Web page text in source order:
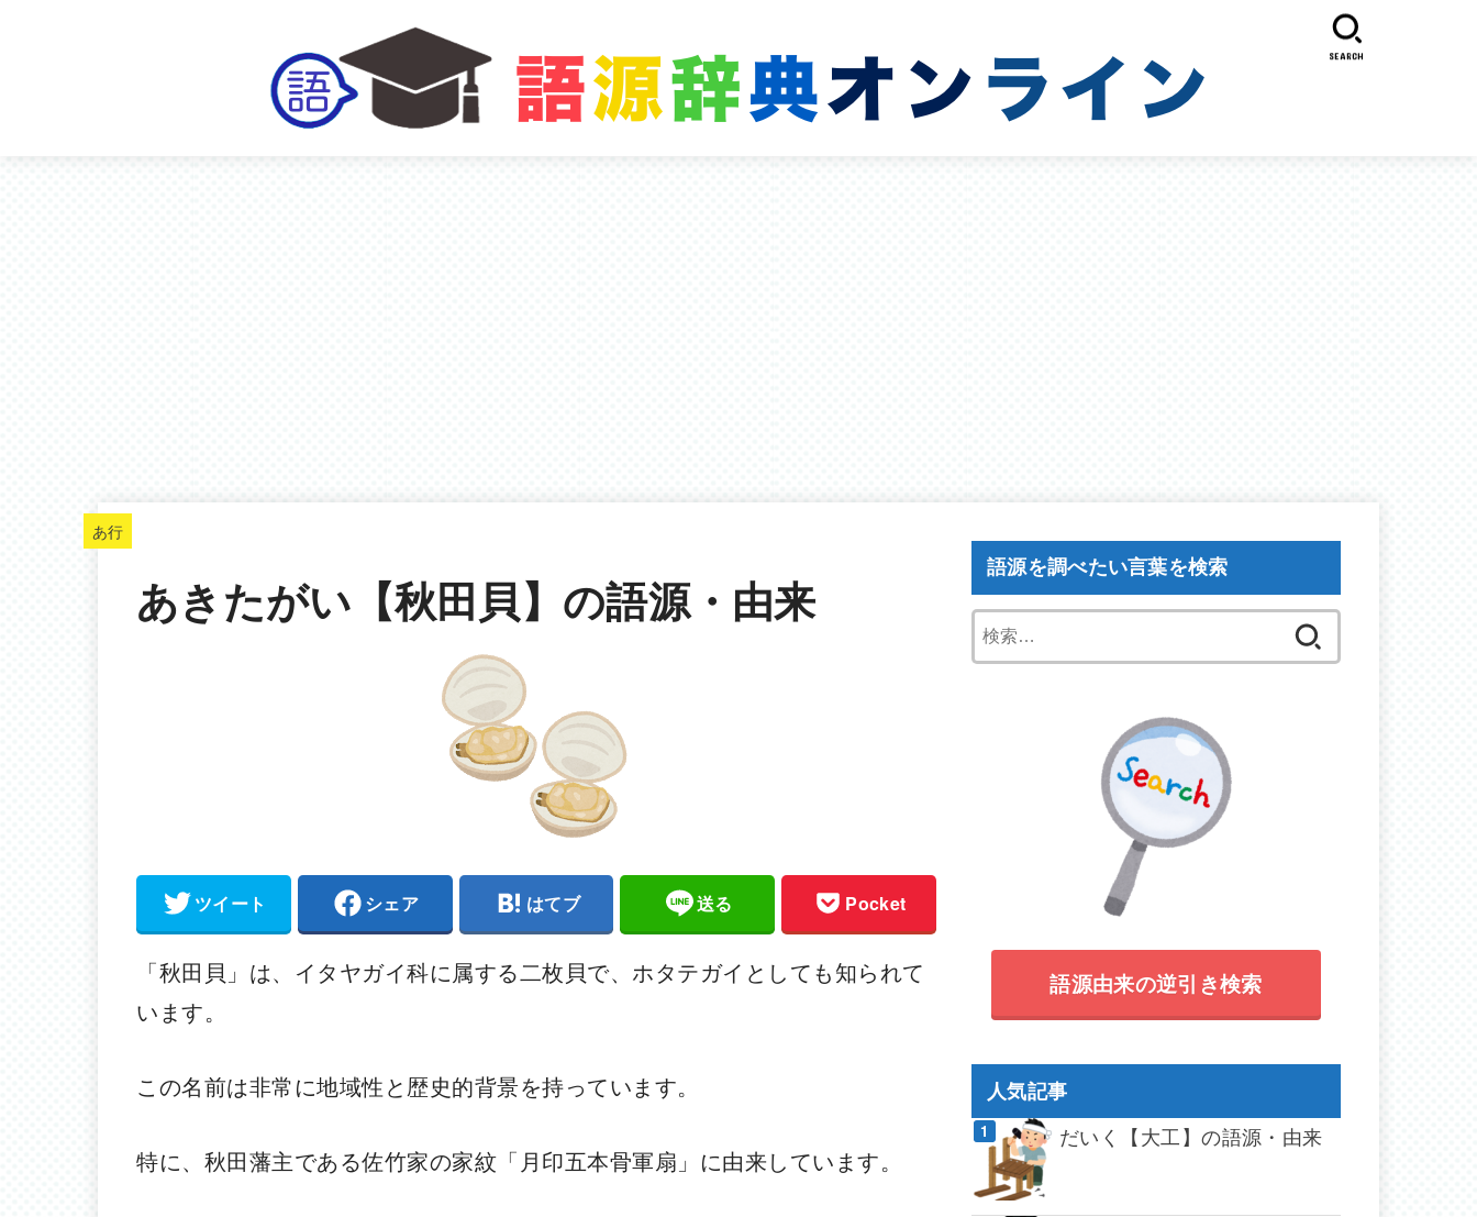
SEARCH
あ行
あきたがい【秋田貝】の語源・由来
ツイート シェア はてブ 送る Pocket
「秋田貝」は、イタヤガイ科に属する二枚貝で、ホタテガイとしても知られて
います。
この名前は非常に地域性と歴史的背景を持っています。
特に、秋田藩主である佐竹家の家紋「月印五本骨軍扇」に由来しています。
語源を調べたい言葉を検索
索:
語源由来の逆引き検索
人気記事
だいく【大工】の語源・由来